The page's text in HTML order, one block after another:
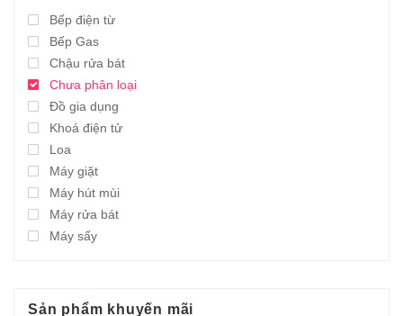
Bếp điện từ
Bếp Gas
Chậu rửa bát
Chưa phân loại
Đồ gia dụng
Khoá điện tử
Loa
Máy giặt
Máy hút mùi
Máy rửa bát
Máy sấy
Sản phẩm khuyến mãi